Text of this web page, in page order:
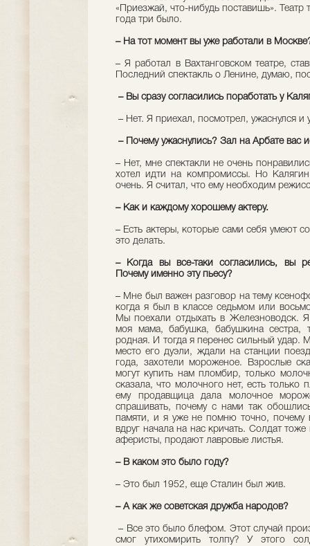
«Приезжай, что-нибудь поставишь». Театр
года три было.
– На тот момент вы уже работали в
– Я работал в Вахтанговском театре,
Последний спектакль о Ленине, думаю,
– Вы сразу согласились поработать у
– Нет. Я приехал, посмотрел, ужаснулся и
– Почему ужаснулись? Зал на Арбате вас
– Нет, мне спектакли не очень
хотел идти на компромиссы. Но
очень. Я считал, что ему необходим
– Как и каждому хорошему актеру.
– Есть актеры, которые сами себя умеют
это делать.
– Когда вы все-таки согласились, вы
Почему именно эту пьесу?
– Мне был важен разговор на тему
когда я был в классе седьмом или
Мы поехали отдыхать в Железноводск.
моя мама, бабушка, бабушкина
родная. И тогда я перенес сильный удар.
место его дуэли, ждали на станции
года, захотели мороженое. Взрослые
могут купить нам пломбир, только
сказала, что молочного нет, есть
ему продавщица дала молочное
спрашивать, почему с нами так
памяти, и я уже не помню точно, почему
вдруг начала на нас кричать. Солдат
аферисты, продают лавровые листья.
– В каком это было году?
– Это был 1952, еще Сталин был жив.
– А как же советская дружба народов?
– Все это было блефом. Этот случай
смог утихомирить толпу? У этого